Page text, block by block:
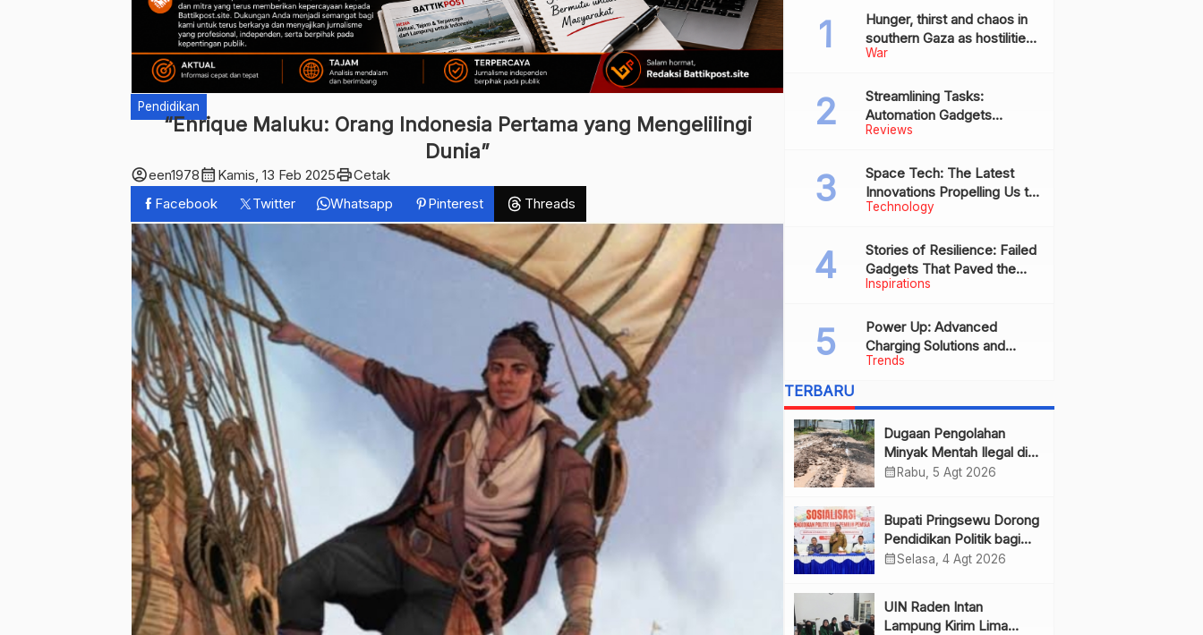
Pendidikan
“Enrique Maluku: Orang Indonesia Pertama yang Mengelilingi
Dunia”
account_circleeen1978calendar_month Kamis, 13 Feb 2025printCetak
Facebook
Twitter Whatsapp Pinterest Threads
War
Hunger, thirst and chaos in
southern Gaza as hostilities
drive humanitarian aid to the
Reviews
Streamlining Tasks:
Automation Gadgets
Revolutionizing Everyday
Technology
Space Tech: The Latest
Innovations Propelling Us to
New Frontiers
Inspirations
Stories of Resilience: Failed
Gadgets That Paved the
Way for Future Successes
Trends
Power Up: Advanced
Charging Solutions and
Battery Tech Innovations
TERBARU
Dugaan Pengolahan
Minyak Mentah Ilegal di
Pesawaran Jadi Sorotan
calendar_month Rabu, 5 Agt 2026
Bupati Pringsewu Dorong
Pendidikan Politik bagi
Pemilih Pemula
calendar_monthSelasa, 4 Agt 2026
UIN Raden Intan
Lampung Kirim Lima